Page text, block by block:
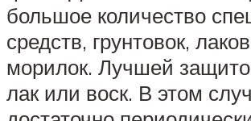
большое количество
средств, грунтовок,
морилок. Лучшей
лак или воск. В этом